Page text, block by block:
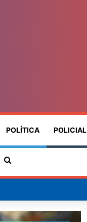
POLÍTICA POLICIAL
Procurar
por